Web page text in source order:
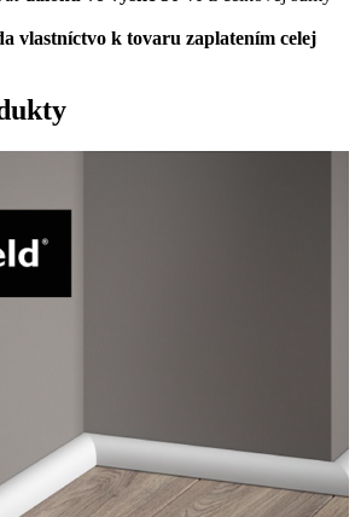
vlastníctvo k tovaru zaplatením celej